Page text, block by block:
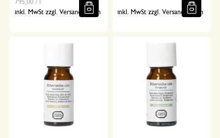
795,00 / l
inkl. MwSt zzgl. Versandkosten
inkl. MwSt zzgl. Versandkosten